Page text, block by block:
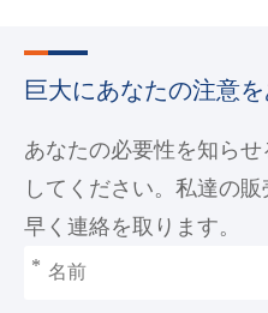
巨大にあなたの注意
あなたの必要性を知ら
してください。私達の
早く連絡を取ります。
*